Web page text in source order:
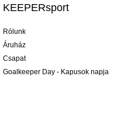
KEEPERsport
Rólunk
Áruház
Csapat
Goalkeeper Day - Kapusok napja